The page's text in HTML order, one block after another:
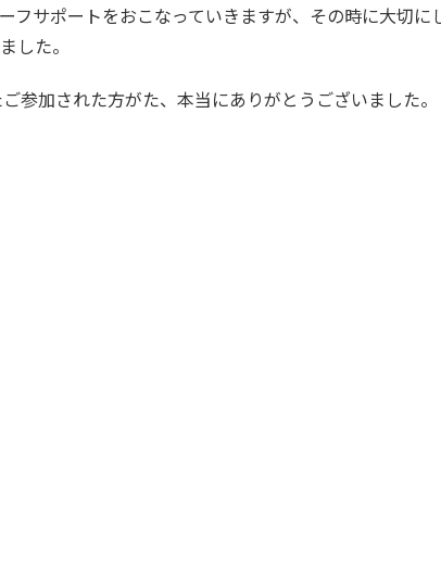
フサポートをおこなっていきますが、その時に大切に
した。
参加された方がた、本当にありがとうございました。